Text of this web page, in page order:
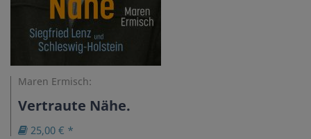
Maren Ermisch:
Vertraute Nähe.
25,00 € *